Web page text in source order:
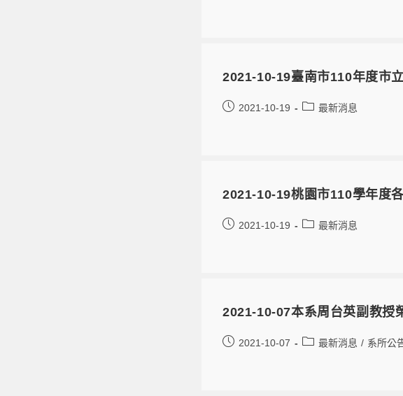
2021-10-19臺南市110年度市
2021-10-19 最新消息
2021-10-19桃園市110學年度
2021-10-19 最新消息
2021-10-07本系周台英副教授
2021-10-07 最新消息 / 系所公